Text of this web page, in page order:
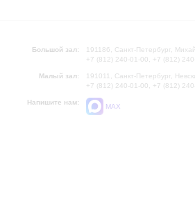
Большой зал:
191186, Санкт-Петербург,
+7 (812) 240-01-00, +7 (812)
Малый зал:
191011, Санкт-Петербург,
+7 (812) 240-01-00, +7 (812)
Напишите нам:
MAX